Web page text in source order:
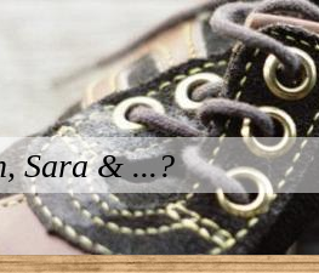
Sara & ...?